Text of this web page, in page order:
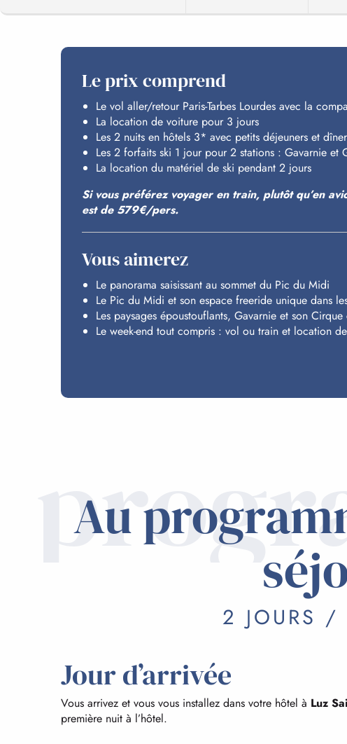
Le prix comprend
Le vol aller/retour Paris-Tarbes Lourdes avec la
La location de voiture pour 3 jours
Les 2 nuits en hôtels 3* avec petits déjeuners et
Les 2 forfaits ski 1 jour pour 2 stations : Gavarnie et
La location du matériel de ski pendant 2 jours
Si vous préférez voyager en train, plutôt qu’en
est de 579€/pers.
Vous aimerez
Le panorama saisissant au sommet du Pic du Midi
Le Pic du Midi et son espace freeride unique dans
Les paysages époustouflants, Gavarnie et son Cirque
Le week-end tout compris : vol ou train et location
Au
2 JOURS /
Jour d’arrivée
Vous arrivez et vous vous installez dans votre hôtel à Luz
première nuit à l’hôtel.